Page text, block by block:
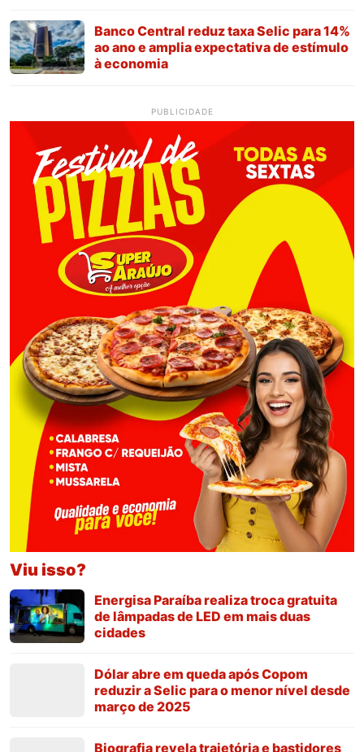
Banco Central reduz taxa Selic para 14%
ao ano e amplia expectativa de estímulo
à economia
PUBLICIDADE
Viu isso?
Energisa Paraíba realiza troca gratuita
de lâmpadas de LED em mais duas
cidades
Dólar abre em queda após Copom
reduzir a Selic para o menor nível desde
março de 2025
Biografia revela trajetória e bastidores